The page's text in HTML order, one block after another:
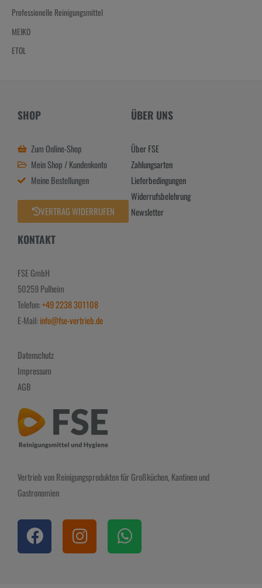
Professionelle Reinigungsmittel
MEIKO
ETOL
SHOP
Zum Online-Shop
Mein Shop / Kundenkonto
Meine Bestellungen
VERTRAG WIDERRUFEN
ÜBER UNS
Über FSE
Zahlungsarten
Lieferbedingungen
Widerrufsbelehrung
Newsletter
KONTAKT
FSE GmbH
50259 Pulheim
Telefon:+49 2238 301108
E-Mail:info@fse-vertrieb.de
Datenschutz
Impressum
AGB
Vertrieb von Reinigungsprodukten für Großküchen, Kantinen und
Gastronomien
F
a
c
I
n
s
W
h
a